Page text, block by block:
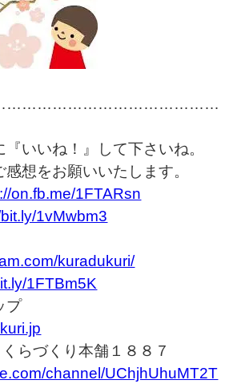
いいね！』して下さいね。
想をお願いいたします。
on.fb.me/1FTARsn
1vMwbm3
kuradukuri/
1FTBm5K
プ
らづくり本舗１８８７
channel/UChjhUhuMT2T